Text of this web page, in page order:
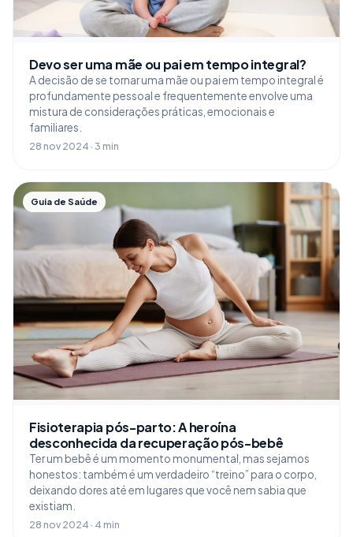
Devo ser uma mãe ou pai em tempo integral?
A decisão de se tornar uma mãe ou pai em tempo integral é
profundamente pessoal e frequentemente envolve uma
mistura de considerações práticas, emocionais e
familiares.
28 nov 2024 · 3 min
Guia de Saúde
Fisioterapia pós-parto: A heroína
desconhecida da recuperação pós-bebê
Ter um bebê é um momento monumental, mas sejamos
honestos: também é um verdadeiro “treino” para o corpo,
deixando dores até em lugares que você nem sabia que
existiam.
28 nov 2024 · 4 min